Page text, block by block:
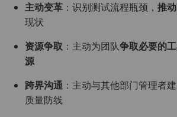
主动变革 ：识别测试流程瓶颈， 推
现状
资源争取 ：主动为团队争取必要的
源
跨界沟通 ：主动与其他部门管理者
质量防线